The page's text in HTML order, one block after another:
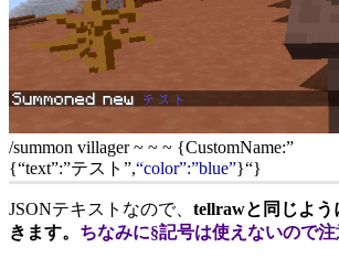
/summon villager ~ ~ ~ {CustomName:”
{“text”:”テスト”,“color”:”blue”}“}
JSONテキストなので、 tellrawと同じよ
きます。 ちなみに§記号は使えないので注